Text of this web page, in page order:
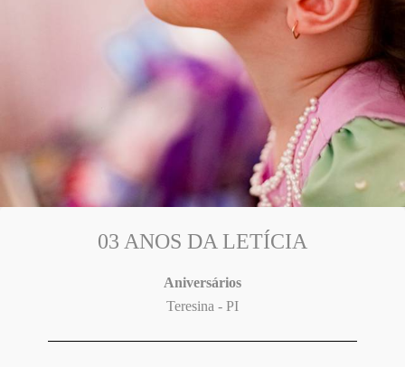
03 ANOS DA LETÍCIA
Aniversários
Teresina - PI